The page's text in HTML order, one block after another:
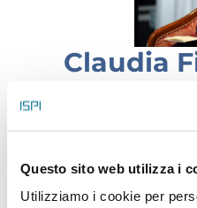
Questo sito web utilizza i
Utilizziamo i cookie per
Claudia
Claudia Fiaschi, born in